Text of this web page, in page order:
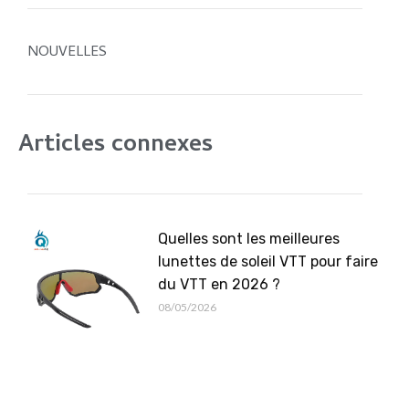
NOUVELLES
Articles connexes
Quelles sont les meilleures
lunettes de soleil VTT pour faire
du VTT en 2026 ?
08/05/2026